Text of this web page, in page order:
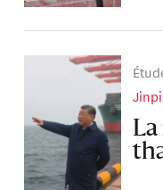
La